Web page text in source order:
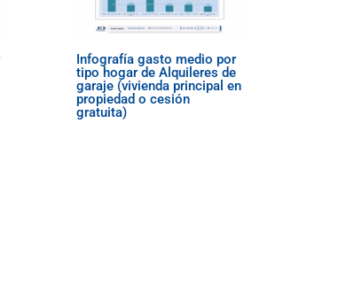
Infografía gasto medio por
tipo hogar de Alquileres de
garaje (vivienda principal en
propiedad o cesión
gratuita)